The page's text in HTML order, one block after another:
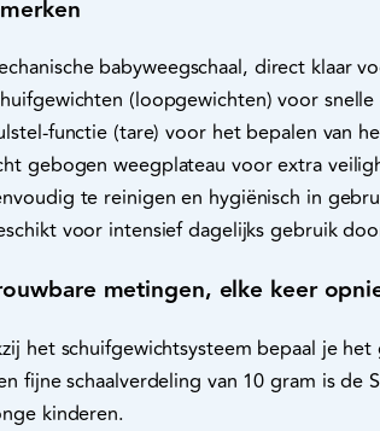
babyweegschaal, direct klaar
(loopgewichten) voor
functie (tare) voor het bepalen van
gebogen weegplateau voor extra
te reinigen en hygiënisch in
voor intensief dagelijks gebruik
metingen, elke keer
het schuifgewichtsysteem bepaal je
fijne schaalverdeling van 10 gram is
kinderen.